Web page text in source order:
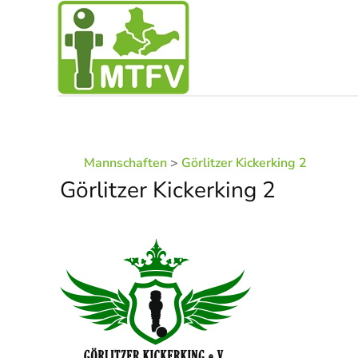
Zum Hauptinhalt springen
Mannschaften > Görlitzer Kickerking 2
Görlitzer Kickerking 2